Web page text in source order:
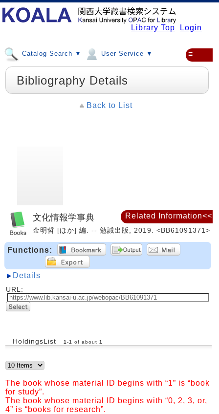
Library Top Login
Catalog Search ▼ User Service ▼ ≡
Bibliography Details
Back to List
文化情報学事典
金明哲 [ほか] 編. -- 勉誠出版, 2019. <BB61091371>
Functions:
Details
URL:
HoldingsList 1 -1 of about 1
The book whose material ID begins with “1” is “book
for study”.
The book whose material ID begins with “0, 2, 3, or,
4” is “books for research”.
Related Information<<